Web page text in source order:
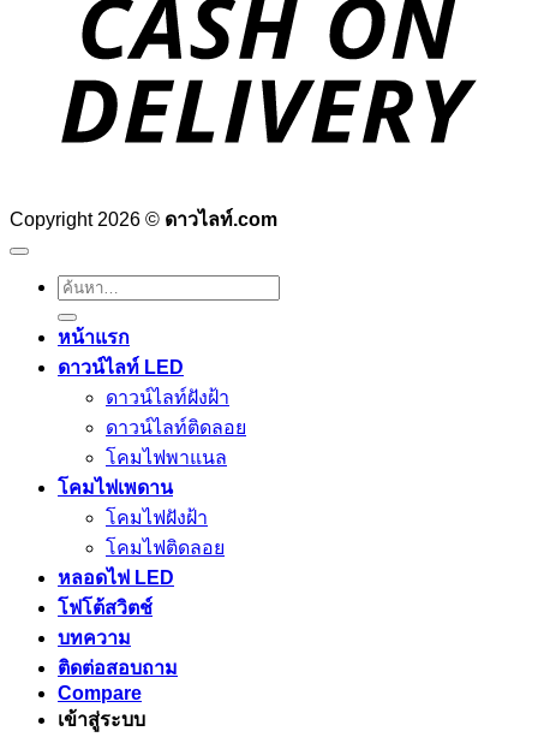
Copyright 2026 © ดาวไลท์.com
ค้นหา:
หน้าแรก
ดาวน์ไลท์ LED
ดาวน์ไลท์ฝังฝ้า
ดาวน์ไลท์ติดลอย
โคมไฟพาแนล
โคมไฟเพดาน
โคมไฟฝังฝ้า
โคมไฟติดลอย
หลอดไฟ LED
โฟโต้สวิตช์
บทความ
ติดต่อสอบถาม
Compare
เข้าสู่ระบบ